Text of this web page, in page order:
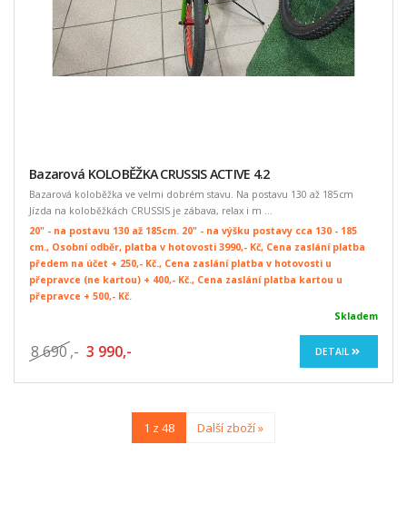
Bazarová KOLOBĚŽKA CRUSSIS ACTIVE 4.2
Bazarová koloběžka ve velmi dobrém stavu. Na postavu 130 až 185cm
Jízda na koloběžkách CRUSSIS je zábava, relax i m ...
20" - na postavu 130 až 185cm. 20" - na výšku postavy cca 130 - 185
cm., Osobní odběr, platba v hotovosti 3990,- Kč, Cena zaslání platba
předem na účet + 250,- Kč., Cena zaslání platba v hotovosti u
přepravce (ne kartou) + 400,- Kč., Cena zaslání platba kartou u
přepravce + 500,- Kč.
Skladem
8 690 ,- 3 990,- DETAIL
1 z 48 Další zboží »